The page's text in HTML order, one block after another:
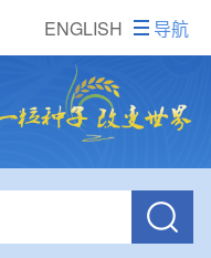
ENGLISH 导航